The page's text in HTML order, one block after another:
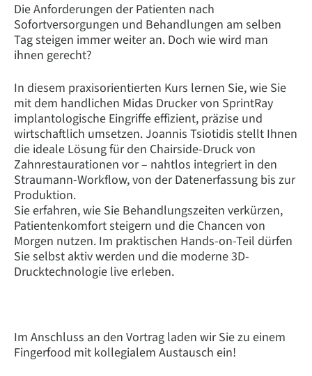
Die Anforderungen der Patienten nach
Sofortversorgungen und Behandlungen am selben
Tag steigen immer weiter an. Doch wie wird man
ihnen gerecht?
In diesem praxisorientierten Kurs lernen Sie, wie Sie
mit dem handlichen Midas Drucker von SprintRay
implantologische Eingriffe effizient, präzise und
wirtschaftlich umsetzen. Joannis Tsiotidis stellt Ihnen
die ideale Lösung für den Chairside-Druck von
Zahnrestaurationen vor – nahtlos integriert in den
Straumann-Workflow, von der Datenerfassung bis zur
Produktion.
Sie erfahren, wie Sie Behandlungszeiten verkürzen,
Patientenkomfort steigern und die Chancen von
Morgen nutzen. Im praktischen Hands-on-Teil dürfen
Sie selbst aktiv werden und die moderne 3D-
Drucktechnologie live erleben.
Im Anschluss an den Vortrag laden wir Sie zu einem
Fingerfood mit kollegialem Austausch ein!